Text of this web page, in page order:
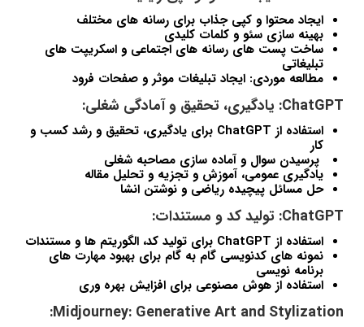
ایجاد محتوا و کپی جذاب برای رسانه های مختلف
بهینه سازی سئو و کلمات کلیدی
ساخت پست های رسانه های اجتماعی و اسکریپت های
تبلیغاتی
مطالعه موردی: ایجاد تبلیغات موثر و صفحات فرود
ChatGPT: یادگیری، تحقیق و آمادگی شغلی:
استفاده از ChatGPT برای یادگیری، تحقیق و رشد کسب و
کار
پرسیدن سوال و آماده سازی مصاحبه شغلی
یادگیری عمومی، آموزش و تجزیه و تحلیل مقاله
حل مسائل پیچیده ریاضی و نوشتن انشا
ChatGPT: تولید کد و مستندات:
استفاده از ChatGPT برای تولید کد، الگوریتم ها و مستندات
نمونه های کدنویسی گام به گام برای بهبود مهارت های
برنامه نویسی
استفاده از هوش مصنوعی برای افزایش بهره وری
Midjourney: Generative Art and Stylization: